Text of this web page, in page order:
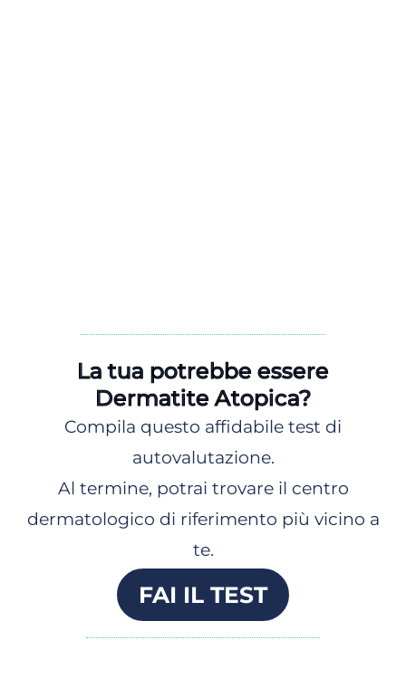
La tua potrebbe essere
Dermatite Atopica?
Compila questo affidabile test di
autovalutazione.
Al termine, potrai trovare il centro
dermatologico di riferimento più vicino a
te.
FAI IL TEST